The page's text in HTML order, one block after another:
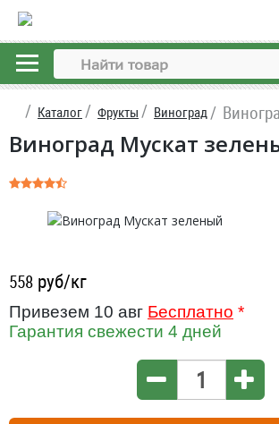
Каталог Фрукты Виноград
Виноград Мускат
558 руб/кг
Привезем 10 авг Бесплатно *
Гарантия свежести 4 дней